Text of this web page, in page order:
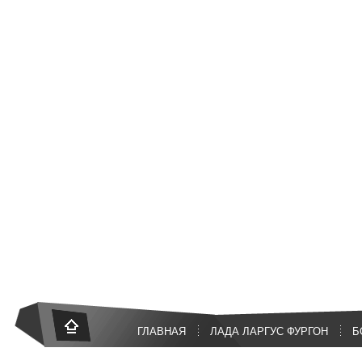
ГЛАВНАЯ ЛАДА ЛАРГУС ФУРГОН